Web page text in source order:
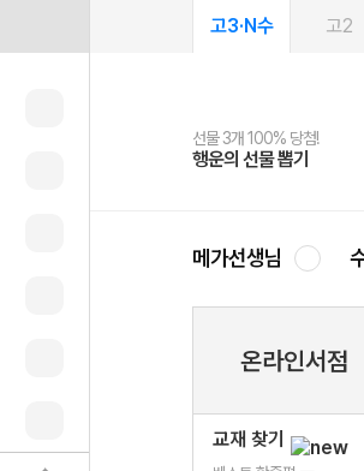
고3·N수 고2
선물 3개 100% 당첨!
행운의 선물 뽑기
선물 100% 증정!
메가스터디 X 올리브
2027 러셀 단과
강사 공개선발
스마트러닝앱
설문 EVENT
메가패스
3일 무료 체험권
메가패스 수강생 무료혜택!
메가클럽 멤버십
사회공헌 캠페인
희망이룸 메가나눔
메가선생님
온라인서점
교재 찾기